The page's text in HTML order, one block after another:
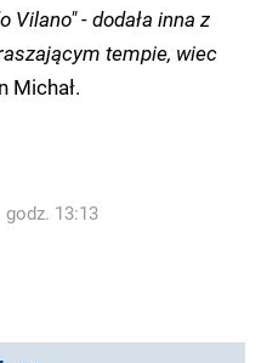
Vilano" - dodała inna z
tempie, wiec
Michał.
godz. 13:13